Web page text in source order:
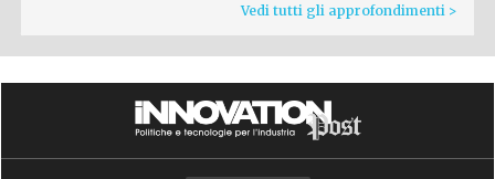
Vedi tutti gli approfondimenti >